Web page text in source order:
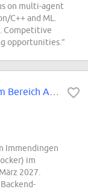
on multi-agent
C++ and ML.
Competitive
opportunities.”
Immendingen
im
2027.